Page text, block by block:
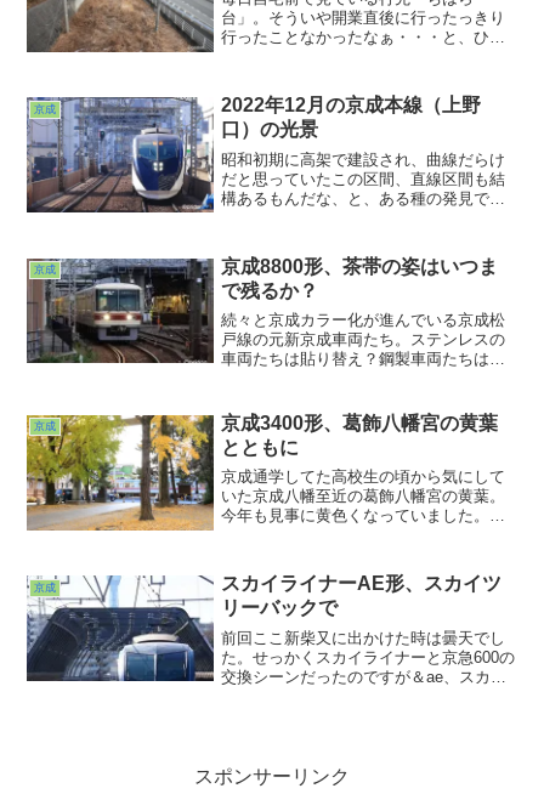
台」。そういや開業直後に行ったっきり
行ったことなかったなぁ・・・と、ひっ
ぁ過去ポジの整理も進めなきゃ。忘れて
いた宿題に気付いてしまったような心
境。さて一番近いとこと思われる未成
線？今度は晴れた日に行ってみよう。
京成
2022年12月の京成本線（上野
口）の光景
昭和初期に高架で建設され、曲線だらけ
だと思っていたこの区間、直線区間も結
構あるもんだな、と、ある種の発見でし
歩しておりましたが、５年後10年後はど
うなっているでしょうね？今度５年前10
年前の写真と並べて見なきゃですね。
京成
京成8800形、茶帯の姿はいつま
で残るか？
続々と京成カラー化が進んでいる京成松
戸線の元新京成車両たち。ステンレスの
車両たちは貼り替え？鋼製車両たちは塗
す。8800形の（１）登場時復刻カラーと
（２）千葉線直通カラーと。どちらも白
とピンクに一新される前に纏っていたカ
ラー。
京成
京成3400形、葛飾八幡宮の黄葉
とともに
京成通学してた高校生の頃から気にして
いた京成八幡至近の葛飾八幡宮の黄葉。
今年も見事に黄色くなっていました。菊
タイミングと電車が来るタイミングがシ
ンクロしなくてちょっとてこずりまし
た。が、信ずるものは救われたo(^▽^)o仕
事じゃここまで絶対粘らんw
京成
スカイライナーAE形、スカイツ
リーバックで
前回ここ新柴又に出かけた時は曇天でし
た。せっかくスカイライナーと京急600の
交換シーンだったのですが＆ae、スカイ
スポンサーリンク